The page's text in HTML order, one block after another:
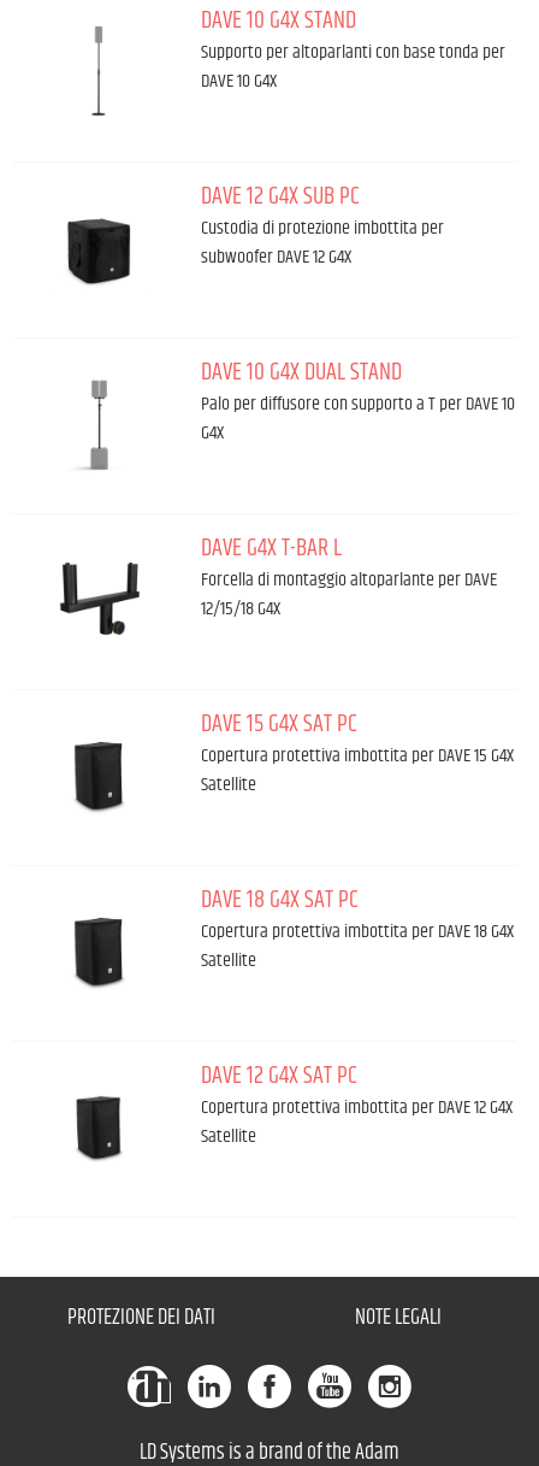
DAVE 10 G4X STAND
Supporto per altoparlanti con base tonda per
DAVE 10 G4X
DAVE 12 G4X SUB PC
Custodia di protezione imbottita per
subwoofer DAVE 12 G4X
DAVE 10 G4X DUAL STAND
Palo per diffusore con supporto a T per DAVE 10
G4X
DAVE G4X T-BAR L
Forcella di montaggio altoparlante per DAVE
12/15/18 G4X
DAVE 15 G4X SAT PC
Copertura protettiva imbottita per DAVE 15 G4X
Satellite
DAVE 18 G4X SAT PC
Copertura protettiva imbottita per DAVE 18 G4X
Satellite
DAVE 12 G4X SAT PC
Copertura protettiva imbottita per DAVE 12 G4X
Satellite
PROTEZIONE DEI DATI NOTE LEGALI
LD Systems is a brand of the Adam